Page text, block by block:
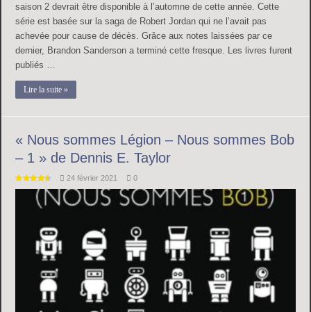
saison 2 devrait être disponible à l’automne de cette année. Cette
série est basée sur la saga de Robert Jordan qui ne l’avait pas
achevée pour cause de décès. Grâce aux notes laissées par ce
dernier, Brandon Sanderson a terminé cette fresque. Les livres furent
publiés …
Lire la suite »
« Nous sommes Légion – Nous sommes Bob
– 1 » de Dennis E. Taylor
24 février 2021 0